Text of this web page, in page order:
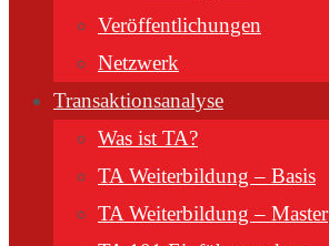
Veröffentlichungen
Netzwerk
Transaktionsanalyse
Was ist TA?
TA Weiterbildung – Basis
TA Weiterbildung – Master